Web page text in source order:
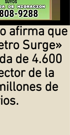
afirma que
Surge»
de 4.600
de la
de